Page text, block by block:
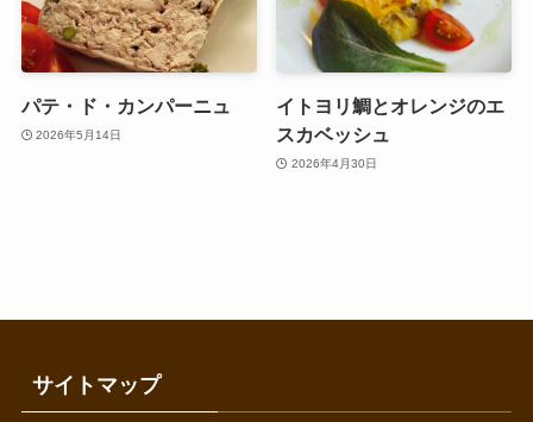
パテ・ド・カンパーニュ
2026年5月14日
イトヨリ鯛とオレンジのエ
スカベッシュ
2026年4月30日
サイトマップ